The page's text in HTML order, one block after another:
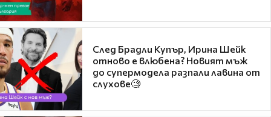
След Брадли Купър, Ирина Шейк
отново е влюбена? Новият мъж
до супермодела разпали лавина от
слухове🧐